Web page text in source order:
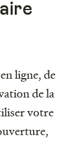
ligne, de
de la
votre